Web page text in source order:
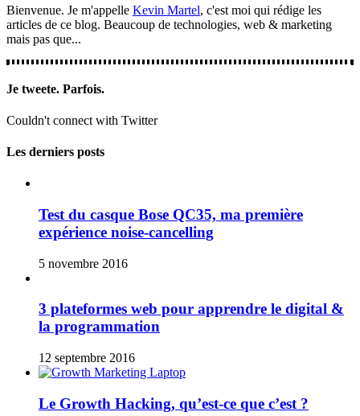
Bienvenue. Je m'appelle Kevin Martel, c'est moi qui rédige les
articles de ce blog. Beaucoup de technologies, web & marketing
mais pas que...
Je tweete. Parfois.
Couldn't connect with Twitter
Les derniers posts
Test du casque Bose QC35, ma première
expérience noise-cancelling
5 novembre 2016
3 plateformes web pour apprendre le digital &
la programmation
12 septembre 2016
Le Growth Hacking, qu’est-ce que c’est ?